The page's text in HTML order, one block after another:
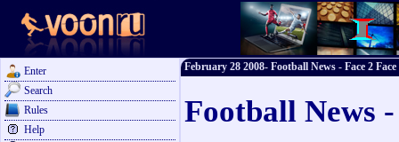
Enter
Search
Rules
Help
February 28 2008- Football News - Face 2
Football News